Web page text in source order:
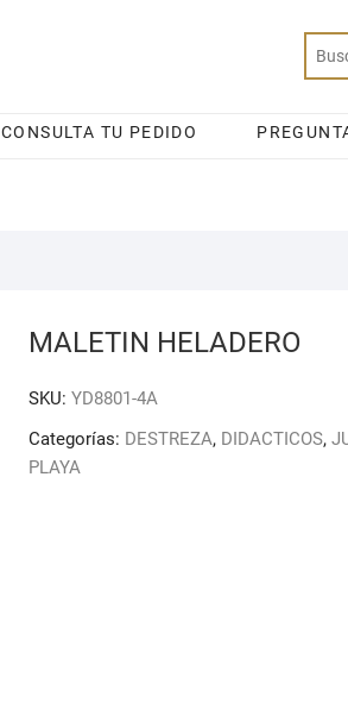
CONSULTA TU PEDIDO
MALETIN HELADERO
SKU: YD8801-4A
Categorías: DESTREZA, DIDACTICOS,
PLAYA